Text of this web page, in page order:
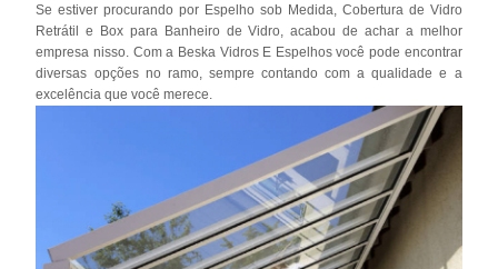
Se estiver procurando por Espelho sob Medida, Cobertura de Vidro
Retrátil e Box para Banheiro de Vidro, acabou de achar a melhor
empresa nisso. Com a Beska Vidros E Espelhos você pode encontrar
diversas opções no ramo, sempre contando com a qualidade e a
excelência que você merece.